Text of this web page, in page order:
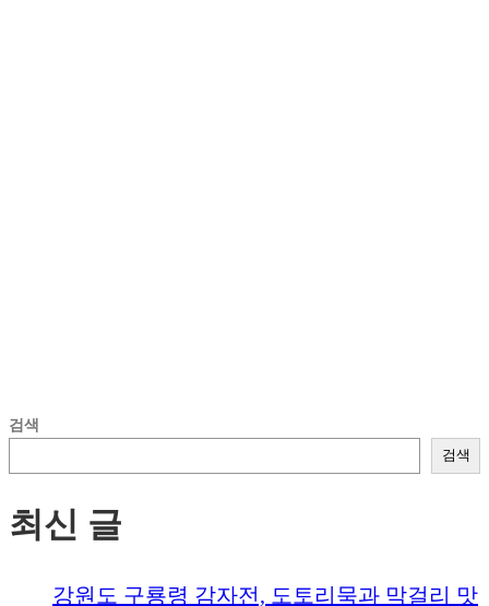
검색
검색
최신 글
강원도 구룡령 감자전, 도토리묵과 막걸리 맛